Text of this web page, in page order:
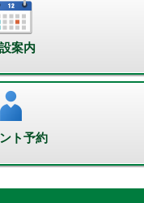
案内
ト予約